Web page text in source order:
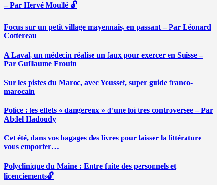
– Par Hervé Moullé 🔓
Focus sur un petit village mayennais, en passant – Par Léonard
Cottereau
A Laval, un médecin réalise un faux pour exercer en Suisse –
Par Guillaume Frouin
Sur les pistes du Maroc, avec Youssef, super guide franco-
marocain
Police : les effets « dangereux » d’une loi très controversée – Par
Abdel Hadoudy
Cet été, dans vos bagages des livres pour laisser la littérature
vous emporter…
Polyclinique du Maine : Entre fuite des personnels et
licenciements🔓